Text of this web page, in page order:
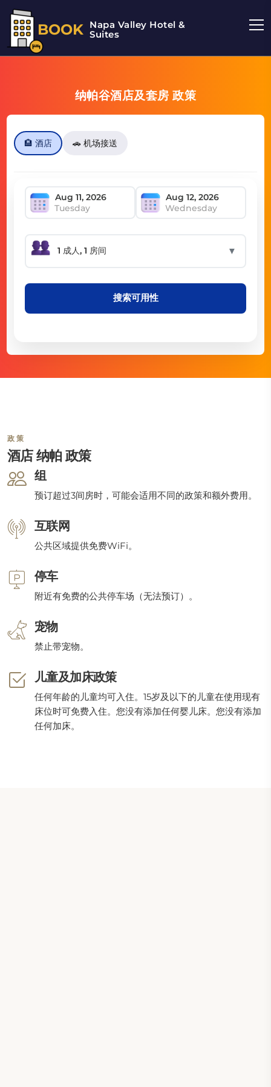
BOOK Napa Valley Hotel &
Suites
纳帕谷酒店及套房 政策
🏨 酒店 🚗 机场接送
Tuesday Wednesday
▼
搜索可用性
政策
酒店 纳帕 政策
组
预订超过3间房时，可能会适用不同的政策和额外费用。
互联网
公共区域提供免费WiFi。
停车
附近有免费的公共停车场（无法预订）。
宠物
禁止带宠物。
儿童及加床政策
任何年龄的儿童均可入住。15岁及以下的儿童在使用现有
床位时可免费入住。您没有添加任何婴儿床。您没有添加
任何加床。